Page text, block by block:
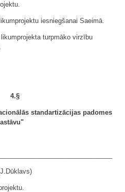
iesniegšanai Saeimā.
turpmāko virzību
4.§
standartizācijas padomes